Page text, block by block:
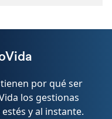
por qué ser
los gestionas
y al instante.